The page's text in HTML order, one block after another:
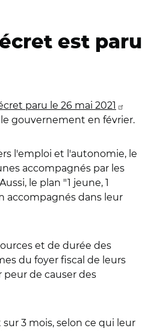
est paru
paru le 26 mai 2021
gouvernement en février.
l'emploi et l'autonomie, le
accompagnés par les
le plan "1 jeune, 1
accompagnés dans leur
et de durée des
du foyer fiscal de leurs
peur de causer des
3 mois, selon ce qui leur